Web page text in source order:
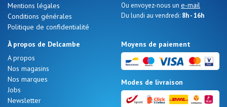
Mentions légales
Conditions générales
Politique de confidentialité
Ou envoyez-nous un e-mail
Du lundi au vendredi: 8h - 16h
À propos de Delcambe
A propos
Nos magasins
Nos marques
Jobs
Newsletter
Moyens de paiement
Modes de livraison